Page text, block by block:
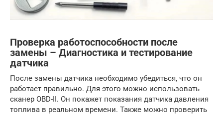
Проверка работоспособности после
замены – Диагностика и тестирование
датчика
После замены датчика необходимо убедиться, что он
работает правильно. Для этого можно использовать
сканер OBD-II. Он покажет показания датчика давления
топлива в реальном времени. Также можно проверить